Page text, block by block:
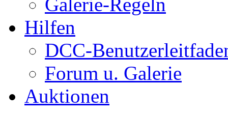
Hilfen
DCC-
Forum u. Galerie
Auktionen